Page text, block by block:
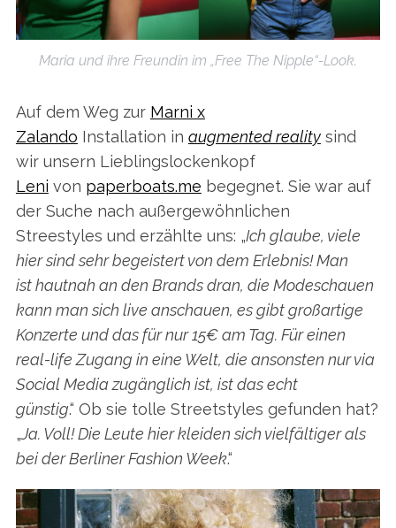
Maria und ihre Freundin im „Free The Nipple“-Look.
Auf dem Weg zur Marni x
Zalando Installation in augmented realitysind
wir unsern Lieblingslockenkopf
Leni von paperboats.me begegnet. Sie war auf
der Suche nach außergewöhnlichen
Streestyles und erzählte uns: „Ich glaube, viele
hier sind sehr begeistert von dem Erlebnis! Man
ist hautnah an den Brands dran, die Modeschauen
kann man sich live anschauen, es gibt großartige
Konzerte und das für nur 15€ am Tag. Für einen
real-life Zugang in eine Welt, die ansonsten nur via
Social Media zugänglich ist, ist das echt
günstig.“ Ob sie tolle Streetstyles gefunden hat?
„Ja. Voll! Die Leute hier kleiden sich vielfältiger als
bei der Berliner Fashion Week.“